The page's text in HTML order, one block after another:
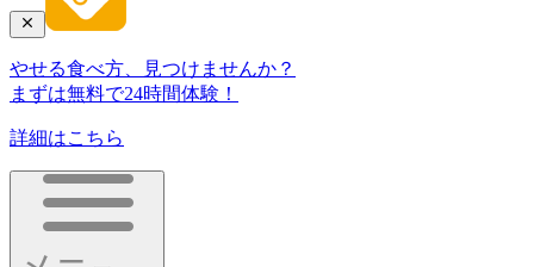
やせる食べ方、見つけませんか？
まずは無料で24時間体験！
詳細はこちら